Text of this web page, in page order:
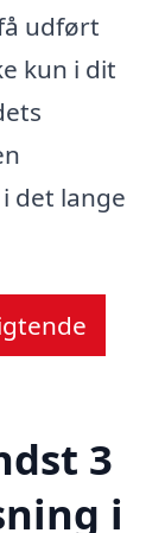
udført
kun i dit
det lange
3
i